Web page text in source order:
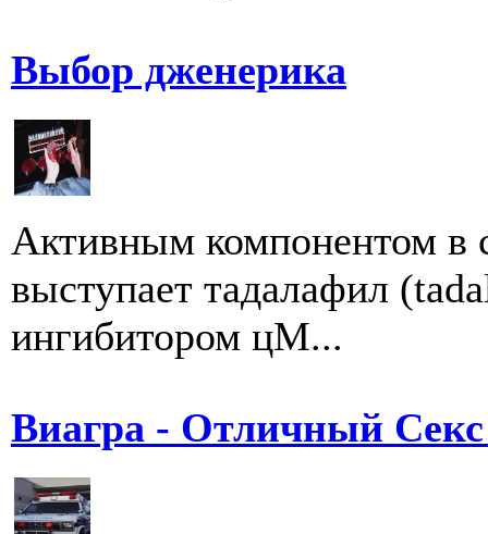
Выбор дженерика
Активным компонентом в
выступает тадалафил
ингибитором цМ...
Виагра - Отличный